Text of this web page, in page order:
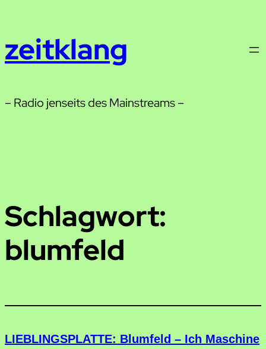
springen
zeitklang
– Radio jenseits des Mainstreams –
Schlagwort:
blumfeld
LIEBLINGSPLATTE: Blumfeld – Ich Maschine